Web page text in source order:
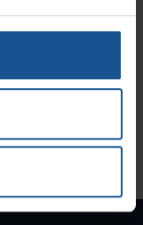
Jarenlange kennis &